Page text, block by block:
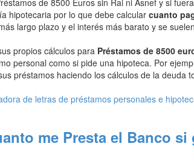
de 8500 Euros sin Rai ni Asnef y si
hipotecaria por lo que debe calcular cuanto
largo plazo y el interés más barato y se
propios cálculos para Préstamos de 8500
personal como si pide una hipoteca. Por
préstamos haciendo los cálculos de la deuda
de letras de préstamos personales e
me Presta el Banco